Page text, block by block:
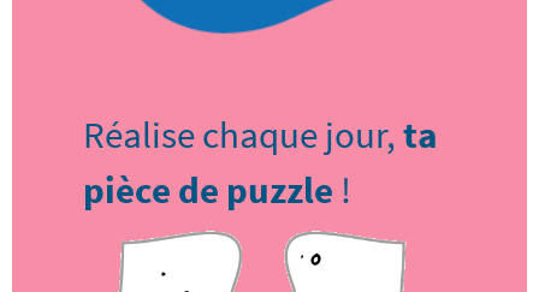
Réalise chaque jour,ta
pièce de puzzle !